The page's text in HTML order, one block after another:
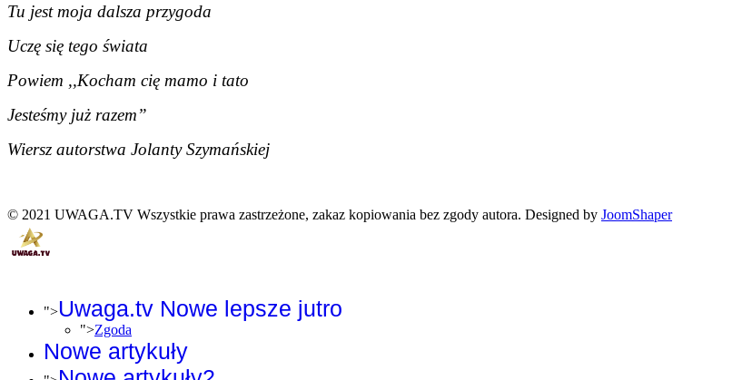
Tu jest moja dalsza przygoda
Uczę się tego świata
Powiem ,,Kocham cię mamo i tato
Jesteśmy już razem”
Wiersz autorstwa Jolanty Szymańskiej
© 2021 UWAGA.TV Wszystkie prawa zastrzeżone, zakaz kopiowania bez zgody autora. Designed by JoomShaper
">Uwaga.tv Nowe lepsze jutro
">Zgoda
Nowe artykuły